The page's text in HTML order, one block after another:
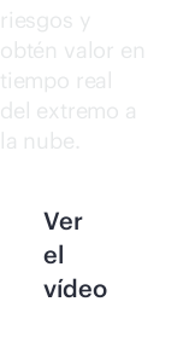
riesgos y
obtén valor en
tiempo real
del extremo a
la nube.
Ver
el
vídeo